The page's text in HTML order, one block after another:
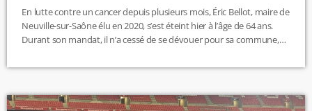
En lutte contre un cancer depuis plusieurs mois, Éric Bellot, maire de
Neuville-sur-Saône élu en 2020, s’est éteint hier à l’âge de 64 ans.
Durant son mandat, il n’a cessé de se dévouer pour sa commune,
Lyon, sur X : « J’ai été profondément impressionné par son courage
[…]